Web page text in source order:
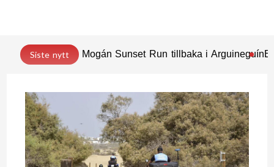
Siste nytt Mogán Sunset Run tillbaka i Arguineguín